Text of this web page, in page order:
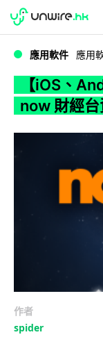
WWDC 2026
應用軟件 應用
【iOS、
now 財經
作者
spider